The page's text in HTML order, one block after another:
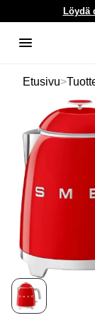
Löydä
Etusivu>